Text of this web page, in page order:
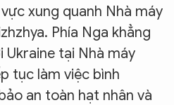
xung quanh Nhà máy
Phía Nga khẳng
Ukraine tại Nhà máy
tục làm việc bình
an toàn hạt nhân và